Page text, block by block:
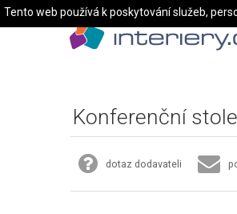
Konferenční
dotaz dodavateli
Tento web používá k poskytování služeb,